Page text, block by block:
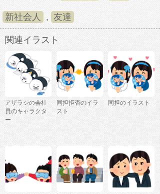
新社会人 , 友達
関連イラスト
アザラシの会社
員のキャラクタ
ー
同担拒否のイラ
スト
同担のイラスト